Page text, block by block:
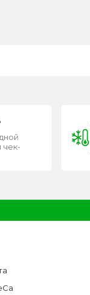
чек-